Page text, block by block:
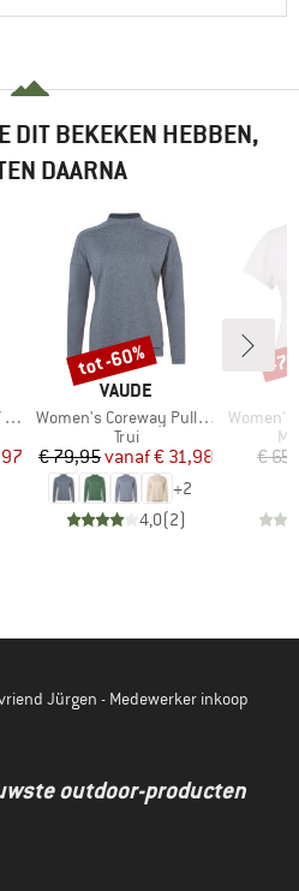
DIT BEKEKEN HEBBEN,
DAARNA
prijs
MERK
VAUDE
Artikel
Women's Coreway Pullover
Productgroep
Trui
Prijs
€ 79,95 Verlaagde prijs
vanaf€ 31,98
+2
4,0(2)
Korting
tot -60%
Artikel
Women's
€
-
Jürgen - Medewerker inkoop
outdoor-producten